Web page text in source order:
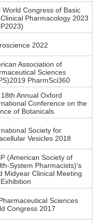
World Congress of Basic
Pharmacology 2023
2022
Association of
Sciences
PharmSci360
Annual Oxford
Conference on the
of Botanicals
Society for
Vesicles 2018
(American Society of
System Pharmacists)'s
Midyear Clinical Meeting
Sciences
Congress 2017